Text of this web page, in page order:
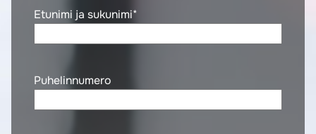
Etunimi ja sukunimi*
Puhelinnumero